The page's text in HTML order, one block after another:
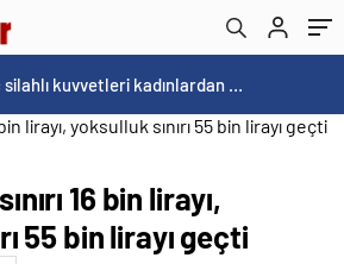
Norweç silahlı kuvvetleri kadınlardan oluşan özel kuvvetler eğitimlerini başlattı.
16 bin lirayı,
55 bin lirayı geçti